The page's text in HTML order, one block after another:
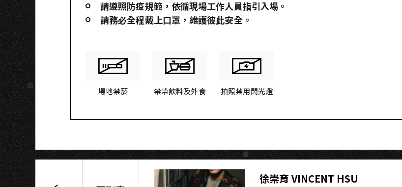
請遵照防疫規範，依循現場工作人員指引入場。
請務必全程戴上口罩，維護彼此安全。
場地禁菸 禁帶飲料及外食 拍照禁用閃光燈
徐崇育 VINCENT HSU